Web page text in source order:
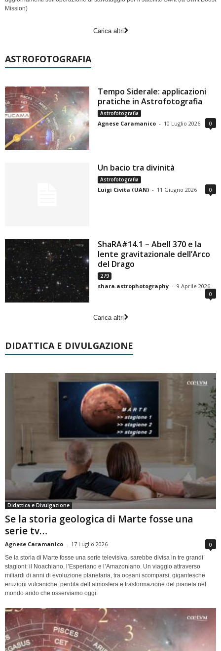
Mission)
Carica altri
ASTROFOTOGRAFIA
Tempo Siderale: applicazioni
pratiche in Astrofotografia
Astrofotografia
Agnese Caramanico - 10 Luglio 2026 0
Un bacio tra divinità
Astrofotografia
Luigi Civita (UAN) - 11 Giugno 2026 0
ShaRA#14.1 – Abell 370 e la
lente gravitazionale dell’Arco
del Drago
279
shara.astrophotography - 9 Aprile 2026
0
Carica altri
DIDATTICA E DIVULGAZIONE
Didattica e Divulgazione
Se la storia geologica di Marte fosse una
serie tv…
Agnese Caramanico - 17 Luglio 2026 0
Se la storia di Marte fosse una serie televisiva, sarebbe divisa in tre grandi
stagioni: il Noachiano, l’Esperiano e l’Amazoniano. Un viaggio attraverso
miliardi di anni di evoluzione planetaria, tra oceani scomparsi, gigantesche
eruzioni vulcaniche, perdita dell’atmosfera e trasformazione del pianeta nel
mondo arido che osserviamo oggi.